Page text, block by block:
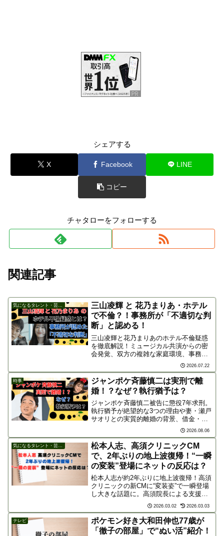
シェアする
X Facebook LINE
コピー
チャタローをフォローする
関連記事
気になるタレント・芸能人
三山凌輝 と 花乃まりあ・ホテル
で不倫？！事務所が「不適切な判
断」と認める！
三山凌輝と花乃まりあのホテル不倫疑惑
を徹底解説！ミュージカル共演からの密
会発覚、双方の複雑な家庭環境、事務所
の「不適切」承認の経緯、ネット上のリ
アルな反応まで分かりやすくまとめてい
ます。
2026.07.22
時事
ジャンポケ斉藤慎二は実刑で離
婚！？なぜ？執行猶予は？
ジャンポケ斉藤慎二被告に懲役7年求刑。
執行猶予が絶望的な3つの理由や妻・瀬戸
サオリとの実質的離婚の背景、借金・金
銭トラブルを徹底解説。運命の判決日11
月16日を迎える彼の現在地に迫ります。
2026.08.06
松本人志、高須クリニックCM
で、2年ぶりの地上波復帰！“一瞬
の変装”登場にネットの反応は？
松本人志が約2年ぶりに地上波復帰！高須
クリニックの新CMに“変装姿”で一瞬登場
し大きな話題に。高須院長による支援の
舞台裏や、放送までの壁、そして「地上
波にこだわるべきか？」といったネット
上の賛否両論の声を詳しく解説。お笑い
界の帝王の現在地に迫ります。
2026.03.02 2026.03.03
テレビ
ポケモン好き大和田伸也77歳が
「徹子の部屋」で“ぬい活”紹介！